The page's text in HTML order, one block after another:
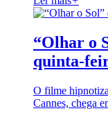
“Olhar o
quinta-
O filme
Cannes, chega